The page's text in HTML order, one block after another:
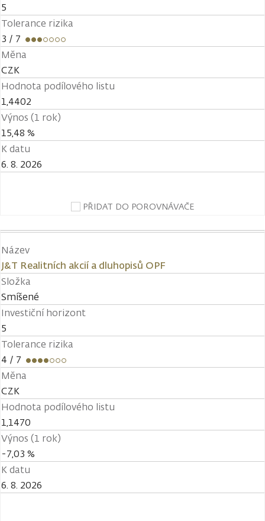
5
Tolerance rizika
3 / 7
Měna
CZK
Hodnota podílového listu
1,4402
Výnos (1 rok)
15,48 %
K datu
6. 8. 2026
PŘIDAT DO POROVNÁVAČE
Název
J&T Realitních akcií a dluhopisů OPF
Složka
Smíšené
Investiční horizont
5
Tolerance rizika
4 / 7
Měna
CZK
Hodnota podílového listu
1,1470
Výnos (1 rok)
-7,03 %
K datu
6. 8. 2026